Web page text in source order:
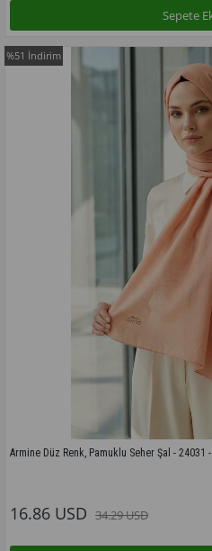
Sepete
Armine Düz Renk, Pamuklu Seher Şal - 24031
Bu modelin tüm renkleri için tıklayınız
16.86 USD 34.29 USD
%51 İndirim